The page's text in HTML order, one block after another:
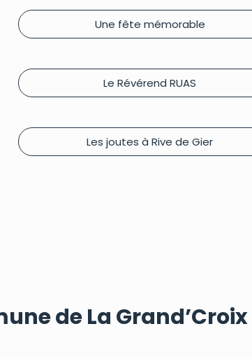
Une fête mémorable
Le Révérend RUAS
Les joutes à Rive de Gier
de La Grand’Croix